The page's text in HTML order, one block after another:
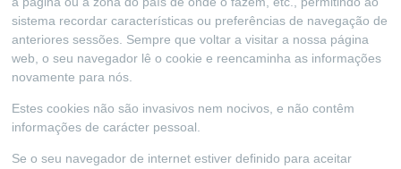
sistema recordar características ou preferências de navegação de
anteriores sessões. Sempre que voltar a visitar a nossa página
web, o seu navegador lê o cookie e reencaminha as informações
novamente para nós.
Estes cookies não são invasivos nem nocivos, e não contêm
informações de carácter pessoal.
Se o seu navegador de internet estiver definido para aceitar